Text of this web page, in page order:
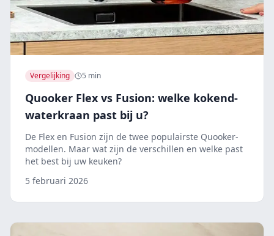
Vergelijking 5 min
Quooker Flex vs Fusion: welke kokend-
waterkraan past bij u?
De Flex en Fusion zijn de twee populairste Quooker-
modellen. Maar wat zijn de verschillen en welke past
het best bij uw keuken?
5 februari 2026